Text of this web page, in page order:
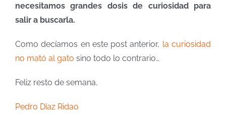
necesitamos grandes dosis de curiosidad para
salir a buscarla.
Como decíamos en este post anterior, la curiosidad
no mató al gato sino todo lo contrario…
Feliz resto de semana,
Pedro Díaz Ridao